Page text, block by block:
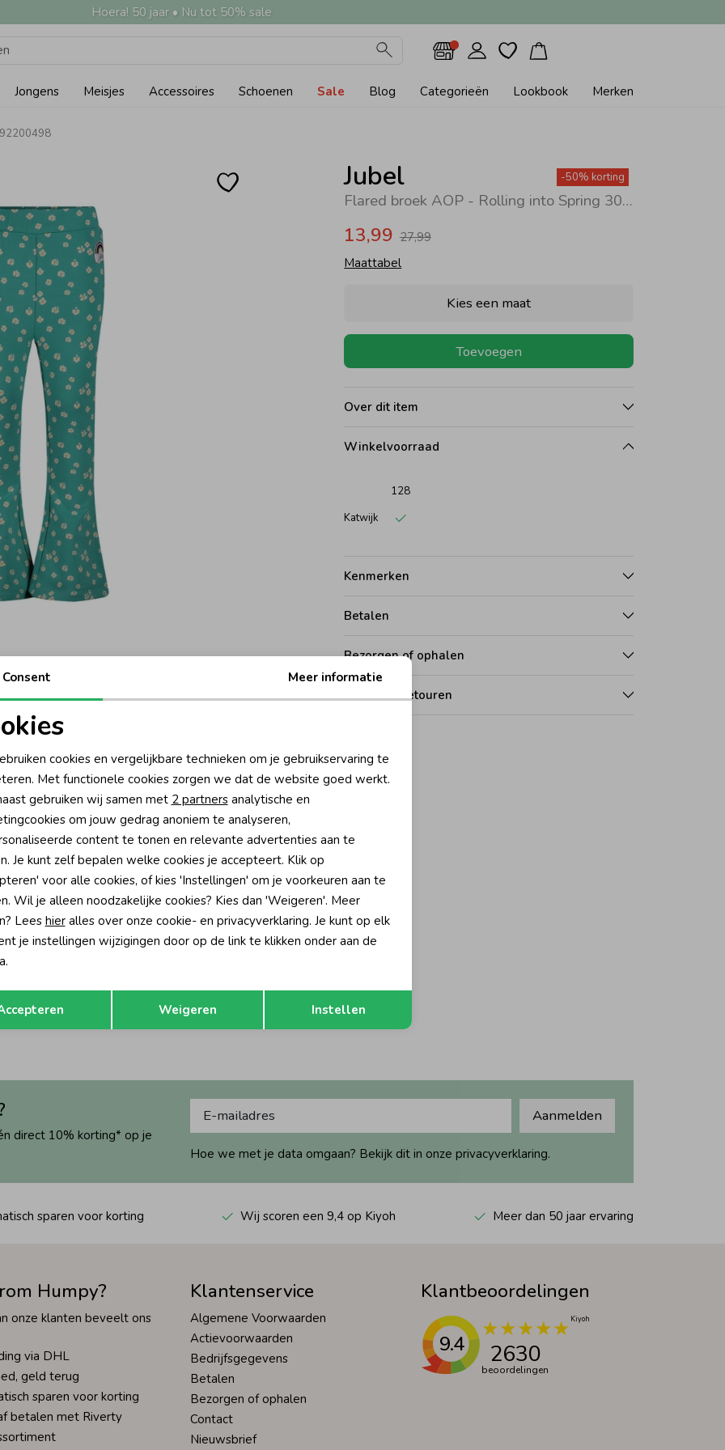
Hoera! 50 jaar • Nu tot 50% sale
Jongens Meisjes Accessoires Schoenen Sale Blog Categorieën Lookbook Merken
Jubel
Flared broek AOP - Rolling into Spring 300 Groen
-50% korting
13,99 27,99
Maattabel
Kies een maat
Toevoegen
Over dit item
Winkelvoorraad
128
Katwijk
Kenmerken
Betalen
Bezorgen of ophalen
Ruilen en retouren
-50% korting -50% korting
10,99
direct 10% korting* op je
Aanmelden
Hoe we met je data omgaan? Bekijk dit in onze privacyverklaring.
sparen voor korting Wij scoren een 9,4 op Kiyoh Meer dan 50 jaar ervaring
Humpy?
onze klanten beveelt ons
via DHL
geld terug
sparen voor korting
betalen met Riverty
Klantenservice
Algemene Voorwaarden
Actievoorwaarden
Bedrijfsgegevens
Betalen
Bezorgen of ophalen
Contact
Nieuwsbrief
Klantbeoordelingen
9.4 2630
beoordelingen
cookies
cookies Marketing cookies
Terug Opslaan
Consent Meer informatie
cookies en vergelijkbare technieken om je gebruikservaring te
Met functionele cookies zorgen we dat de website goed werkt.
gebruiken wij samen met 2 partnersanalytische en
om jouw gedrag anoniem te analyseren,
content te tonen en relevante advertenties aan te
Je kunt zelf bepalen welke cookies je accepteert. Klik op
voor alle cookies, of kies 'Instellingen' om je voorkeuren aan te
Wil je alleen noodzakelijke cookies? Kies dan 'Weigeren'. Meer
Lees hieralles over onze cookie- en privacyverklaring. Je kunt op elk
je instellingen wijzigingen door op de link te klikken onder aan de
Weigeren Instellen